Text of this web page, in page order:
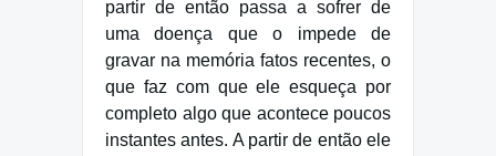
partir de então passa a sofrer de
uma doença que o impede de
gravar na memória fatos recentes, o
que faz com que ele esqueça por
completo algo que acontece poucos
instantes antes. A partir de então ele